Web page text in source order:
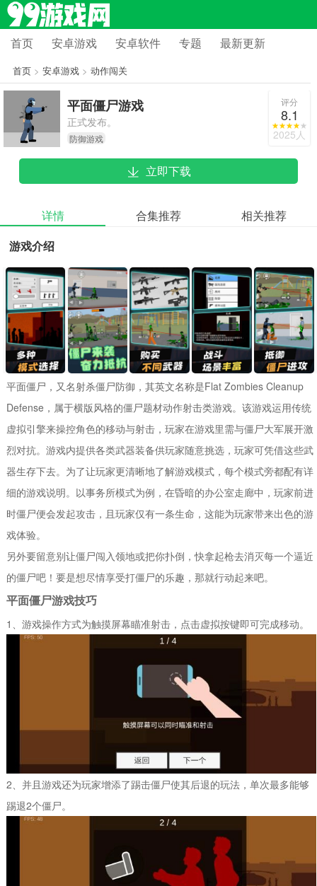
首页 安卓游戏 安卓软件 专题 最新更新
首页> 安卓游戏> 动作闯关
平面僵尸游戏
正式发布。
防御游戏
评分
8.1
2025人
立即下载
详情 合集推荐
相关推荐
游戏介绍
平面僵尸，又名射杀僵尸防御，其英文名称是Flat Zombies Cleanup
Defense，属于横版风格的僵尸题材动作射击类游戏。该游戏运用传统
虚拟引擎来操控角色的移动与射击，玩家在游戏里需与僵尸大军展开激
烈对抗。游戏内提供各类武器装备供玩家随意挑选，玩家可凭借这些武
器生存下去。为了让玩家更清晰地了解游戏模式，每个模式旁都配有详
细的游戏说明。以事务所模式为例，在昏暗的办公室走廊中，玩家前进
时僵尸便会发起攻击，且玩家仅有一条生命，这能为玩家带来出色的游
戏体验。
另外要留意别让僵尸闯入领地或把你扑倒，快拿起枪去消灭每一个逼近
的僵尸吧！要是想尽情享受打僵尸的乐趣，那就行动起来吧。
平面僵尸游戏技巧
1、游戏操作方式为触摸屏幕瞄准射击，点击虚拟按键即可完成移动。
2、并且游戏还为玩家增添了踢击僵尸使其后退的玩法，单次最多能够
踢退2个僵尸。